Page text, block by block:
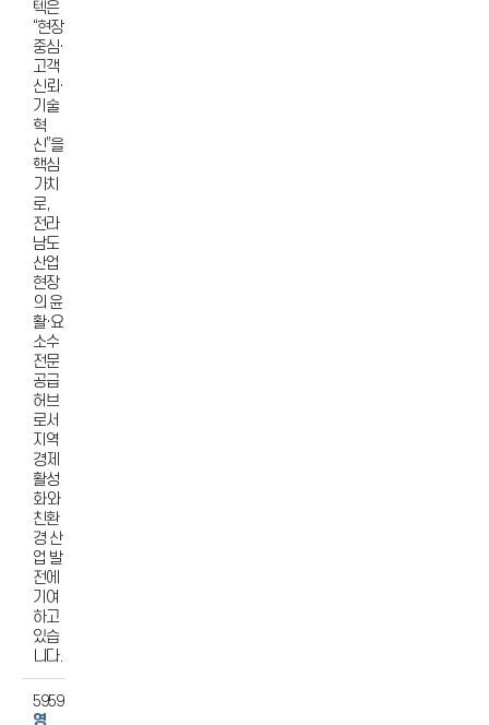
텍은
“현장
중심·
고객
신뢰·
기술
혁
신”을
핵심
가치
로,
전라
남도
산업
현장
의 윤
활·요
소수
전문
공급
허브
로서
지역
경제
활성
화와
친환
경 산
업 발
전에
기여
하고
있습
니다.
5959